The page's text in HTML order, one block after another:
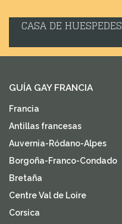
CASA DE HUESPEDES
GUÍA GAY FRANCIA
Francia
Antillas francesas
Auvernia-Ródano-Alpes
Borgoña-Franco-Condado
Bretaña
Centre Val de Loire
Corsica